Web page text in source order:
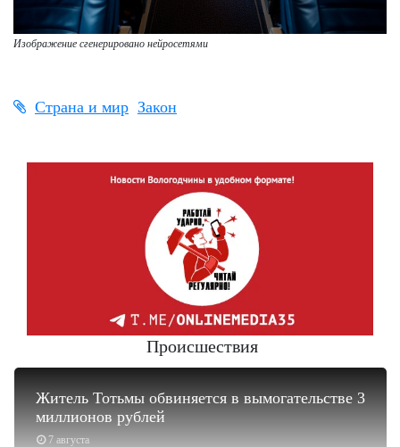
Изображение сгенерировано нейросетями
Страна и мир Закон
Происшествия
7 августа
Житель Тотьмы обвиняется в вымогательстве 3
миллионов рублей